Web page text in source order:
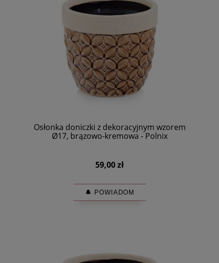
Osłonka doniczki z dekoracyjnym wzorem
Ø17, brązowo-kremowa - Polnix
59,00 zł
🔔 POWIADOM